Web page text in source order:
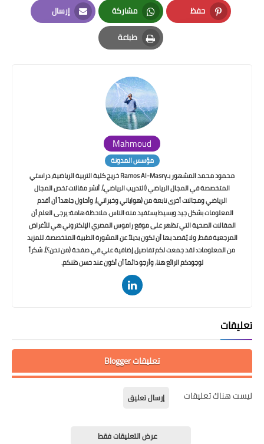
حفظ
Pinterest
مشاركة
Whatsapp
إرسال
Email
طباعة
Print
Mahmoud
مؤسس المدونة
محمود محمد المشهور بـRamos Al-Masry خريج كلية التربية الرياضية، دراستي
المتخصصة في المجال الرياضي (التدريب الرياضي). أنشر مقالات تخص المجال
الرياضي ومجالات أخرى نابعة من (هواياتي وخبراتي)، وأحاول جاهداً أن أقدم
المعلومات بشكل جيد وبسيط يستفيد منه الناس. ملاحظة هامة: يرجى العلم أن
المقالات الصحية التي تظهر على موقع راموس المصري الإلكتروني هي للأغراض
المرجعية فقط، ولا يُقصد بها أن تكون بديلاً عن المشورة الطبية المتخصصة. للمزيد
من المعلومات: لقد جمعت لكم تفاصيل إضافية عني في صفحة (من نحن؟). شكراً
لوجودكم الرائع هنا، وأرجو دائماً أن أكون عند حسن ظنكم.
تعليقات
تعليقات Blogger
ليست هناك تعليقات إرسال تعليق
عرض التعليقات فقط